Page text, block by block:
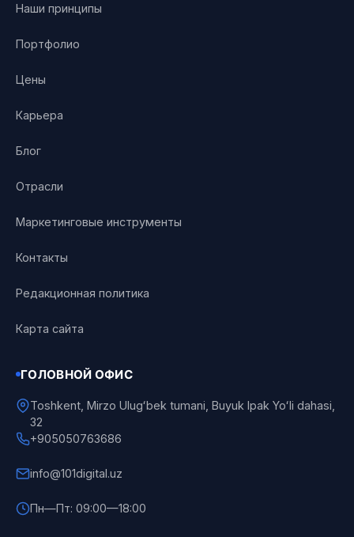
Наши принципы
Портфолио
Цены
Карьера
Блог
Отрасли
Маркетинговые инструменты
Контакты
Редакционная политика
Карта сайта
ГОЛОВНОЙ ОФИС
Toshkent, Mirzo Ulugʻbek tumani, Buyuk Ipak Yoʻli dahasi,
32
+905050763686
info@101digital.uz
Пн—Пт: 09:00—18:00